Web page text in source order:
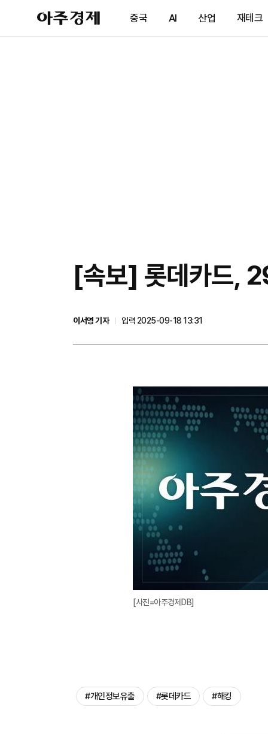
아
주
제
중국 AI 산업 재테크
[속보] 롯데카드,
이서영 기자 입력 2025-09-18 13:31
[사진=아주경제DB]
#개인정보유출 #롯데카드 #해킹